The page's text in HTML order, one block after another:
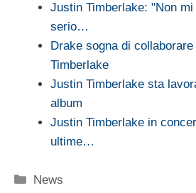
Justin Timberlake: "Non
serio…
Drake sogna di
Timberlake
Justin Timberlake sta
album
Justin Timberlake in
ultime…
Categorie
News